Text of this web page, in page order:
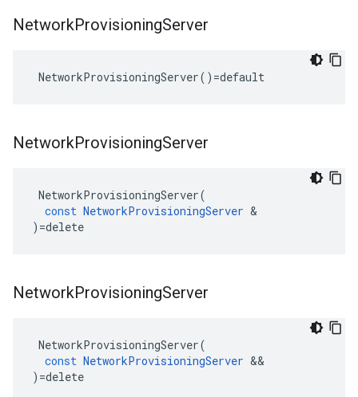
NetworkProvisioningServer
NetworkProvisioningServer()=default
NetworkProvisioningServer
NetworkProvisioningServer(
const NetworkProvisioningServer &
) =delete
NetworkProvisioningServer
NetworkProvisioningServer(
const NetworkProvisioningServer &&
) =delete